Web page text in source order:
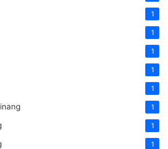
1
1
1
1
1
1
1
1